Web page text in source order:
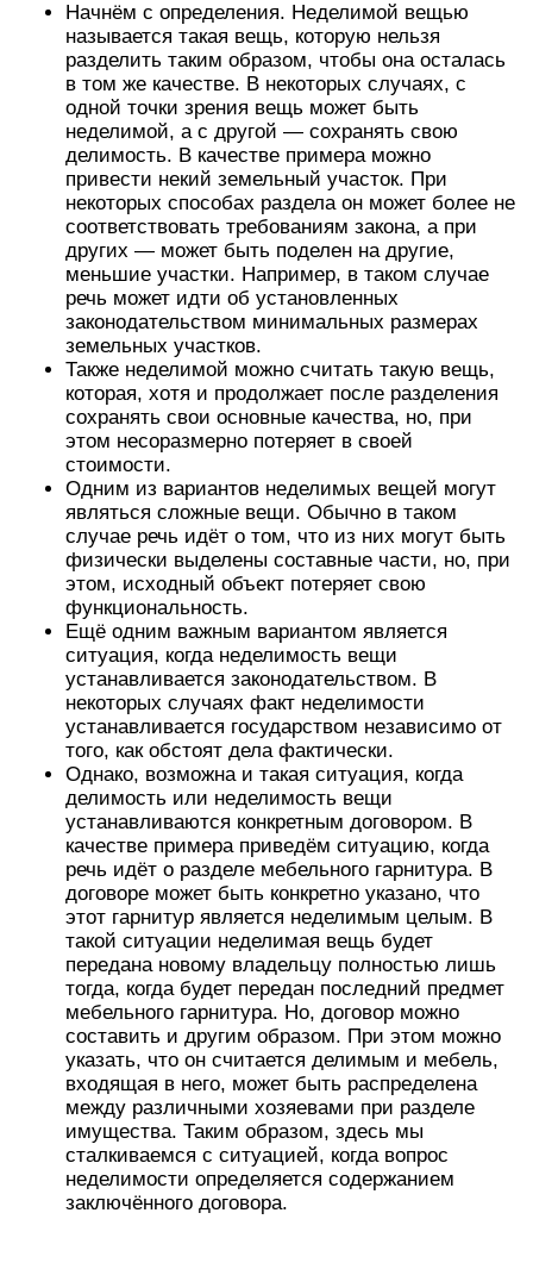
Начнём с определения. Неделимой вещью
называется такая вещь, которую нельзя
разделить таким образом, чтобы она осталась
в том же качестве. В некоторых случаях, с
одной точки зрения вещь может быть
неделимой, а с другой — сохранять свою
делимость. В качестве примера можно
привести некий земельный участок. При
некоторых способах раздела он может более не
соответствовать требованиям закона, а при
других — может быть поделен на другие,
меньшие участки. Например, в таком случае
речь может идти об установленных
законодательством минимальных размерах
земельных участков.
Также неделимой можно считать такую вещь,
которая, хотя и продолжает после разделения
сохранять свои основные качества, но, при
этом несоразмерно потеряет в своей
стоимости.
Одним из вариантов неделимых вещей могут
являться сложные вещи. Обычно в таком
случае речь идёт о том, что из них могут быть
физически выделены составные части, но, при
этом, исходный объект потеряет свою
функциональность.
Ещё одним важным вариантом является
ситуация, когда неделимость вещи
устанавливается законодательством. В
некоторых случаях факт неделимости
устанавливается государством независимо от
того, как обстоят дела фактически.
Однако, возможна и такая ситуация, когда
делимость или неделимость вещи
устанавливаются конкретным договором. В
качестве примера приведём ситуацию, когда
речь идёт о разделе мебельного гарнитура. В
договоре может быть конкретно указано, что
этот гарнитур является неделимым целым. В
такой ситуации неделимая вещь будет
передана новому владельцу полностью лишь
тогда, когда будет передан последний предмет
мебельного гарнитура. Но, договор можно
составить и другим образом. При этом можно
указать, что он считается делимым и мебель,
входящая в него, может быть распределена
между различными хозяевами при разделе
имущества. Таким образом, здесь мы
сталкиваемся с ситуацией, когда вопрос
неделимости определяется содержанием
заключённого договора.